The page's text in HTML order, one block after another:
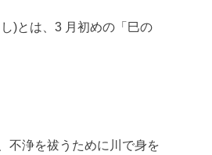
)とは、3 月初めの「巳の
不浄を祓うために川で身を